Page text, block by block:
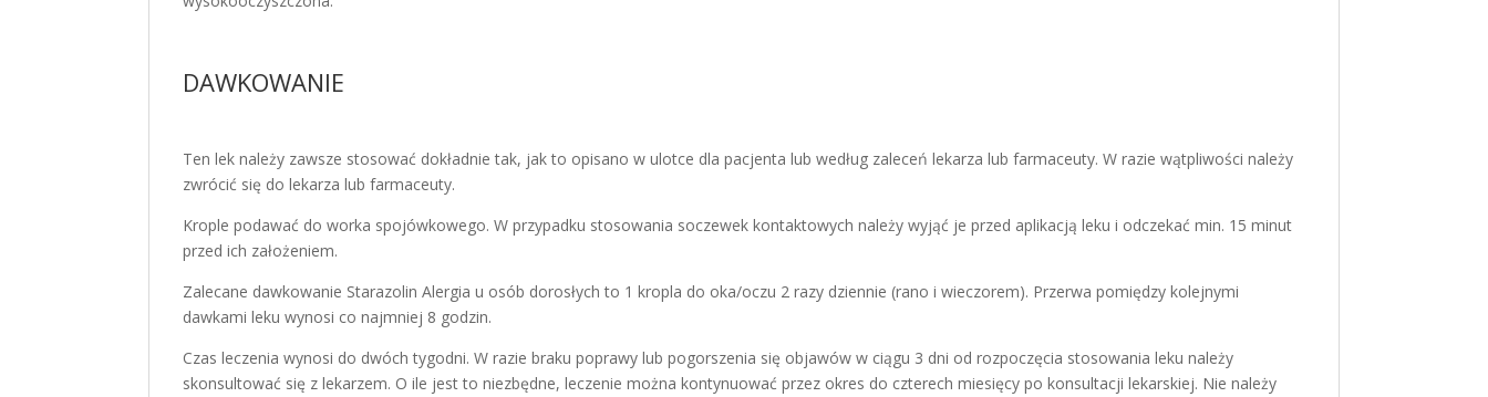
DAWKOWANIE
Ten lek należy zawsze stosować dokładnie tak, jak to opisano w ulotce dla pacjenta lub według zaleceń lekarza lub farmaceuty. W razie wątpliwości należy
zwrócić się do lekarza lub farmaceuty.
Krople podawać do worka spojówkowego. W przypadku stosowania soczewek kontaktowych należy wyjąć je przed aplikacją leku i odczekać min. 15 minut
przed ich założeniem.
Zalecane dawkowanie Starazolin Alergia u osób dorosłych to 1 kropla do oka/oczu 2 razy dziennie (rano i wieczorem). Przerwa pomiędzy kolejnymi
dawkami leku wynosi co najmniej 8 godzin.
Czas leczenia wynosi do dwóch tygodni. W razie braku poprawy lub pogorszenia się objawów w ciągu 3 dni od rozpoczęcia stosowania leku należy
skonsultować się z lekarzem. O ile jest to niezbędne, leczenie można kontynuować przez okres do czterech miesięcy po konsultacji lekarskiej. Nie należy